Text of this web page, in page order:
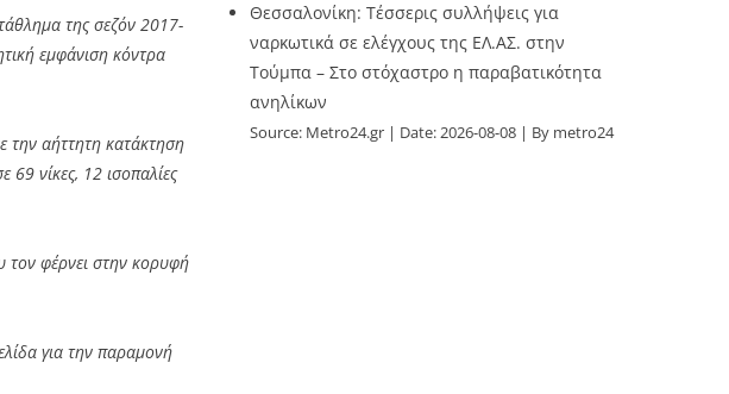
της σεζόν 2017-
εμφάνιση κόντρα
την αήττητη κατάκτηση
νίκες, 12 ισοπαλίες
τον φέρνει στην κορυφή
για την παραμονή
Θεσσαλονίκη: Τέσσερις συλλήψεις για
ναρκωτικά σε ελέγχους της ΕΛ.ΑΣ. στην
Τούμπα – Στο στόχαστρο η παραβατικότητα
ανηλίκων
Source: Metro24.gr Date: 2026-08-08 By metro24